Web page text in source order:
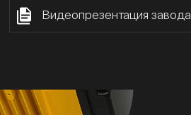
Видеопрезентация завода